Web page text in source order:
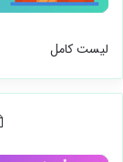
لیست کامل